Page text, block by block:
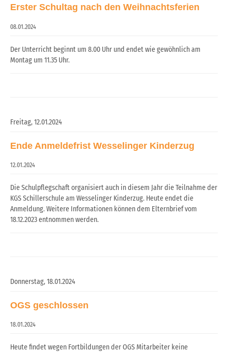
Erster Schultag nach den Weihnachtsferien
08.01.2024
Der Unterricht beginnt um 8.00 Uhr und endet wie gewöhnlich am
Montag um 11.35 Uhr.
Freitag,12.01.2024
Ende Anmeldefrist Wesselinger Kinderzug
12.01.2024
Die Schulpflegschaft organisiert auch in diesem Jahr die Teilnahme der
KGS Schillerschule am Wesselinger Kinderzug. Heute endet die
Anmeldung. Weitere Informationen können dem Elternbrief vom
18.12.2023 entnommen werden.
Donnerstag,18.01.2024
OGS geschlossen
18.01.2024
Heute findet wegen Fortbildungen der OGS Mitarbeiter keine